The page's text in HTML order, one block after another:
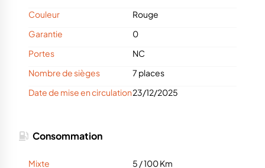
Couleur
Rouge
Garantie
0
Portes
NC
Nombre de sièges
7 places
Date de mise en circulation23/12/2025
Consommation
Mixte 5 / 100 Km